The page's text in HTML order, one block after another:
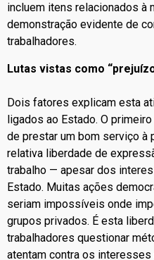
incluem itens relacionados à
demonstração evidente de
trabalhadores.
Lutas vistas como
Dois fatores explicam esta
ligados ao Estado. O
de prestar um bom serviço à
relativa liberdade de
trabalho — apesar dos
Estado. Muitas ações
seriam impossíveis onde
grupos privados. É esta
trabalhadores questionar
atentam contra os interesses